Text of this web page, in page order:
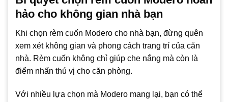
hảo cho không gian nhà bạn
Khi chọn rèm cuốn Modero cho nhà bạn, đừng quên
xem xét không gian và phong cách trang trí của căn
nhà. Rèm cuốn không chỉ giúp che nắng mà còn là
điểm nhấn thú vị cho căn phòng.
Với nhiều lựa chọn mà Modero mang lại, bạn có thể